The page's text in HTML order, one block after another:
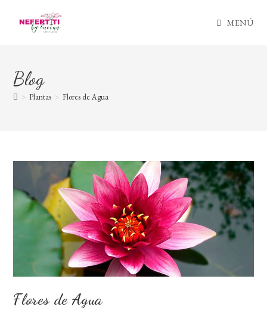
contenido
MENÚ
Blog
> Plantas > Flores de Agua
Flores de Agua